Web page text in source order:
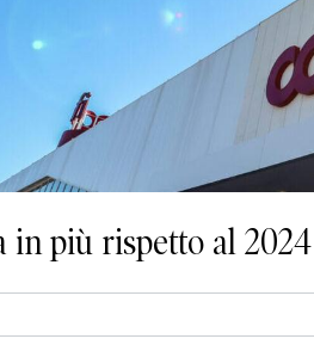
in più rispetto al 2024